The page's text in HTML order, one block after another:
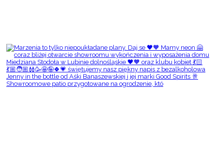
Showroomowe patio przygotowane na ogrodzenie, któ